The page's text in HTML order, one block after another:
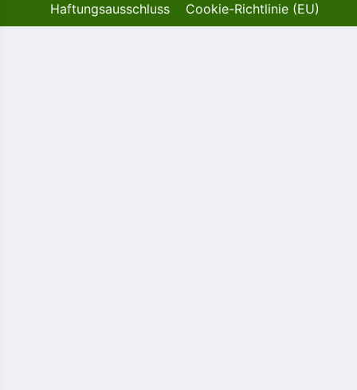
Haftungsausschluss
Cookie-Richtlinie (EU)